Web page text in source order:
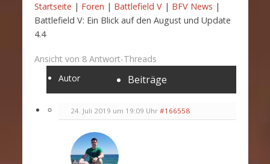
Startseite | Foren | Battlefield V | BFV News |
Battlefield V: Ein Blick auf den August und Update
4.4
Ansicht von 8 Antwort-Threads
Autor
Beiträge
24. Juli 2019 um 19:09 Uhr #166558